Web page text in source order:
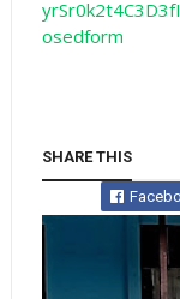
osedform
SHARE THIS